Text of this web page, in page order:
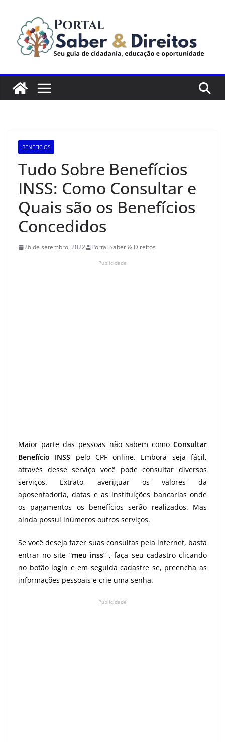
conteúdo
BENEFICIOS
Tudo Sobre Benefícios
INSS: Como Consultar e
Quais são os Benefícios
Concedidos
26 de setembro, 2022 Portal Saber & Direitos
Publicidade
Maior parte das pessoas não sabem como Consultar
Benefício INSS pelo CPF online. Embora seja fácil,
através desse serviço você pode consultar diversos
serviços. Extrato, averiguar os valores da
aposentadoria, datas e as instituições bancarias onde
os pagamentos os benefícios serão realizados. Mas
ainda possui inúmeros outros serviços.
Se você deseja fazer suas consultas pela internet, basta
entrar no site “meu inss” , faça seu cadastro clicando
no botão login e em seguida cadastre se, preencha as
informações pessoais e crie uma senha.
Publicidade